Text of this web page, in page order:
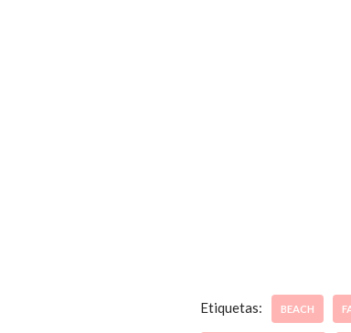
Etiquetas: BEACH